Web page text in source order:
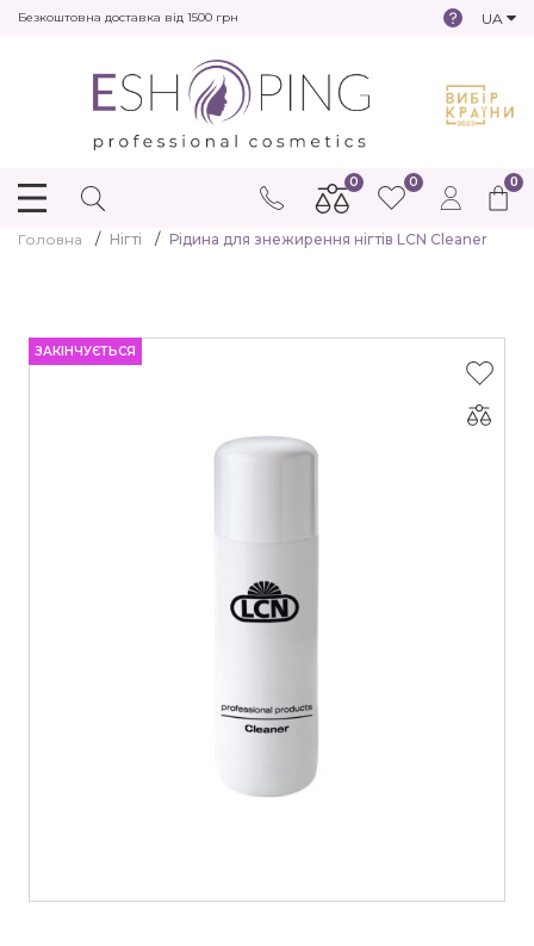
Безкоштовна доставка від 1500 грн UA
0
0 0
Головна Нігті Рідина для знежирення нігтів LCN Cleaner
ЗАКІНЧУЄТЬСЯ